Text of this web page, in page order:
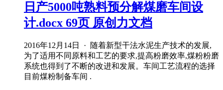
日产5000吨熟料预分解煤磨车间设
计.docx 69页 原创力文档
2016年12月14日 · 随着新型干法水泥生产技术的发展,
为了适用不同原料和工艺的要求,提高粉磨效率,煤粉粉磨
系统也得到了不断的改进和发展。车间工艺流程的选择
目前煤粉制备车间 .